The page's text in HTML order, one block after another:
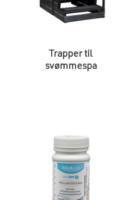
Trapper til
svømmespa